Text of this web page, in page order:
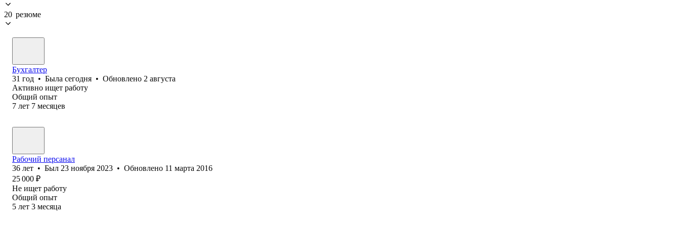
20 резюме
Бухгалтер
31 год • Была сегодня • Обновлено 2 августа
Активно ищет работу
Общий опыт
7 лет 7 месяцев
Рабочий персанал
36 лет • Был 23 ноября 2023 • Обновлено 11 марта 2016
25 000 ₽
Не ищет работу
Общий опыт
5 лет 3 месяца